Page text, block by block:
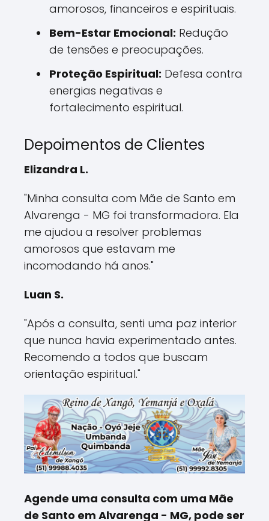
amorosos, financeiros e espirituais.
Bem-Estar Emocional: Redução
de tensões e preocupações.
Proteção Espiritual: Defesa contra
energias negativas e
fortalecimento espiritual.
Depoimentos de Clientes
Elizandra L.
"Minha consulta com Mãe de Santo em
Alvarenga - MG foi transformadora. Ela
me ajudou a resolver problemas
amorosos que estavam me
incomodando há anos."
Luan S.
"Após a consulta, senti uma paz interior
que nunca havia experimentado antes.
Recomendo a todos que buscam
orientação espiritual."
Agende uma consulta com uma Mãe
de Santo em Alvarenga - MG, pode ser